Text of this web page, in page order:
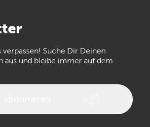
Suche Dir Deinen
aus und bleibe immer auf dem